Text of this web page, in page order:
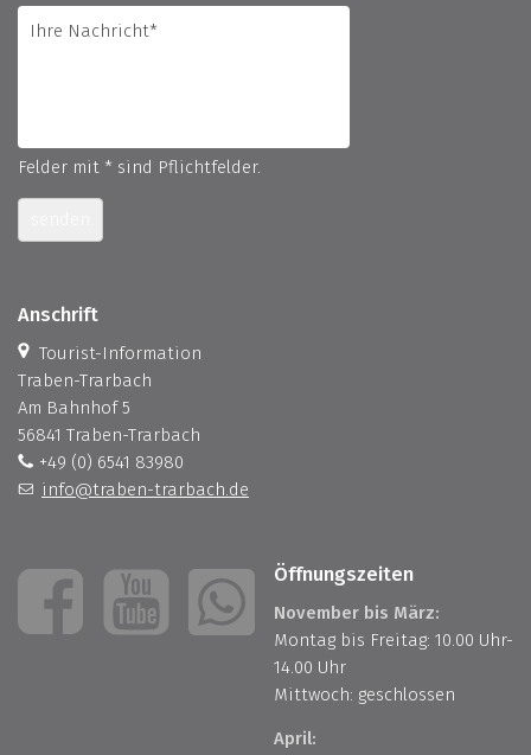
Felder mit * sind Pflichtfelder.
Anschrift
Tourist-Information
Traben-Trarbach
Am Bahnhof 5
56841 Traben-Trarbach
+49 (0) 6541 83980
info@traben-trarbach.de
Öffnungszeiten
November bis März:
Montag bis Freitag: 10.00 Uhr-
14.00 Uhr
Mittwoch: geschlossen
April: